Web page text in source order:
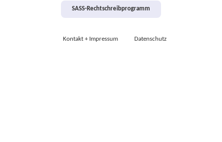
SASS-Rechtschreibprogramm
Kontakt + Impressum Datenschutz